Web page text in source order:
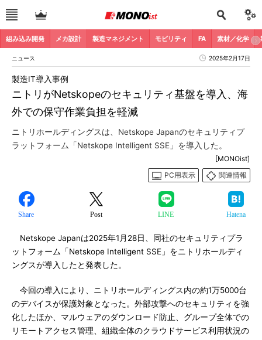
組み込み開発 メカ設計 製造マネジメント モビリティ FA 素材／化学
ニュース 2025年2月17日
ニトリがNetskopeのセキュリティ基盤を導入、海
外での保守作業負担を軽減
製造IT導入事例
ニトリホールディングスは、Netskope Japanのセキュリティプ
ラットフォーム「Netskope Intelligent SSE」を導入した。
[MONOist]
PC用表示
関連情報
Share Post LINE Hatena
Netskope Japanは2025年1月28日、同社のセキュリティプラ
ットフォーム「Netskope Intelligent SSE」をニトリホールディ
ングスが導入したと発表した。
今回の導入により、ニトリホールディングス内の約1万5000台
のデバイスが保護対象となった。外部攻撃へのセキュリティを強
化したほか、マルウェアのダウンロード防止、グループ全体での
リモートアクセス管理、組織全体のクラウドサービス利用状況の